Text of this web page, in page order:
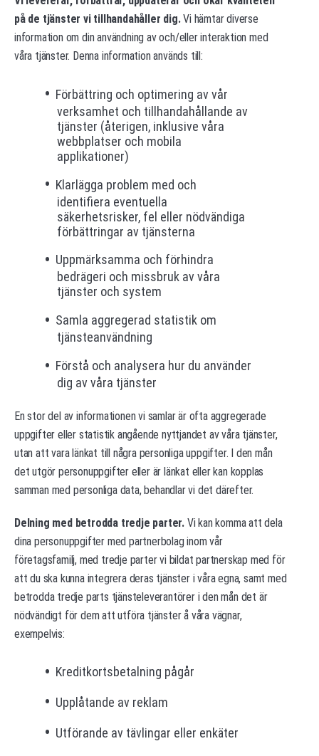
på de tjänster vi tillhandahåller dig.Vi hämtar diverse
information om din användning av och/eller interaktion med
våra tjänster. Denna information används till:
Förbättring och optimering av vår
verksamhet och tillhandahållande av
tjänster (återigen, inklusive våra
webbplatser och mobila
applikationer)
Klarlägga problem med och
identifiera eventuella
säkerhetsrisker, fel eller nödvändiga
förbättringar av tjänsterna
Uppmärksamma och förhindra
bedrägeri och missbruk av våra
tjänster och system
Samla aggregerad statistik om
tjänsteanvändning
Förstå och analysera hur du använder
dig av våra tjänster
En stor del av informationen vi samlar är ofta aggregerade
uppgifter eller statistik angående nyttjandet av våra tjänster,
utan att vara länkat till några personliga uppgifter. I den mån
det utgör personuppgifter eller är länkat eller kan kopplas
samman med personliga data, behandlar vi det därefter.
Delning med betrodda tredje parter. Vi kan komma att dela
dina personuppgifter med partnerbolag inom vår
företagsfamilj, med tredje parter vi bildat partnerskap med för
att du ska kunna integrera deras tjänster i våra egna, samt med
betrodda tredje parts tjänsteleverantörer i den mån det är
nödvändigt för dem att utföra tjänster å våra vägnar,
exempelvis:
Kreditkortsbetalning pågår
Upplåtande av reklam
Utförande av tävlingar eller enkäter